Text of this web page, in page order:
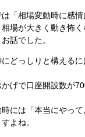
「相場変動時に感
場が大きく動き怖
話でした。
どっしりと構える
げで口座開設数が
には「本当にやっ
よね。